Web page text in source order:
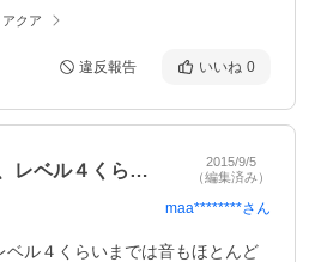
クア
違反報告 いいね 0
風がとても柔らかく、レベル４くらいまで…
2015/9/5
（編集済み）
maa********さん
ベル４くらいまでは音もほとんど